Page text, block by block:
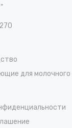
для молочного